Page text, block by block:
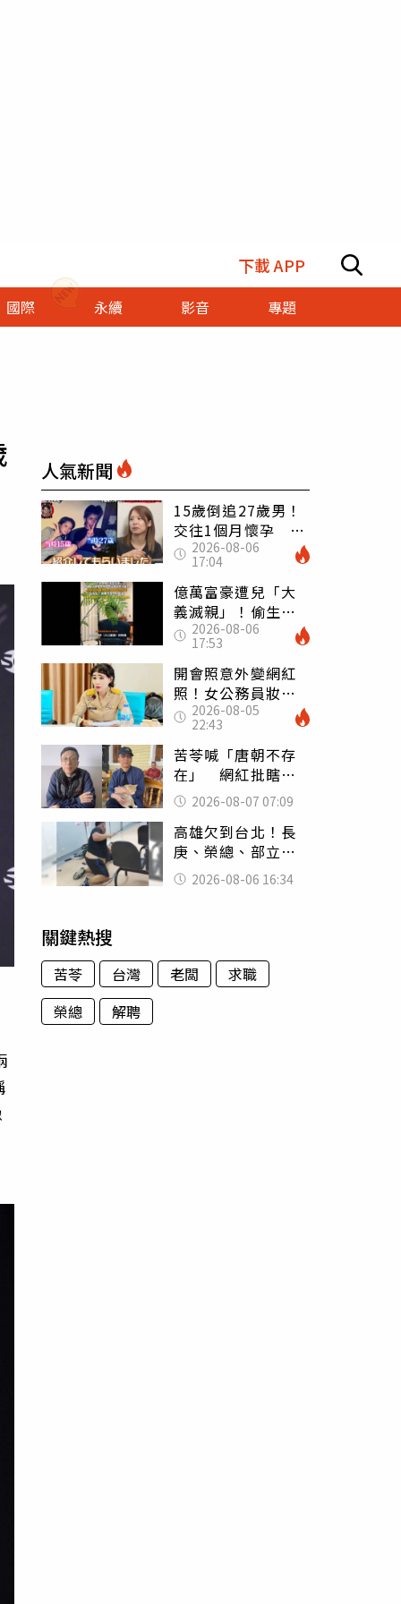
下載 APP
國際 永續 影音 專題
人氣新聞
15歲倒追27歲男！
交往1個月懷孕 36
歲當阿嬤故事曝光
2026-08-06
17:04
億萬富豪遭兒「大
義滅親」！偷生子
怕曝光 竟盜鄰居
身份辦假證落戶
2026-08-06
17:53
開會照意外變網紅
照！女公務員妝容
掀2千則留言 本人
怒嗆：化妝有錯嗎
2026-08-05
22:43
苦苓喊「唐朝不存
在」 網紅批瞎編
歷史：李白、杜甫
用鮮卑文寫詩？
2026-08-07 07:09
高雄欠到台北！長
庚、榮總、部立醫
院都受害 「醫療
暴力男」離譜紀錄
2026-08-06 16:34
關鍵熱搜
苦苓 台灣 老闆
求職
榮總
解聘